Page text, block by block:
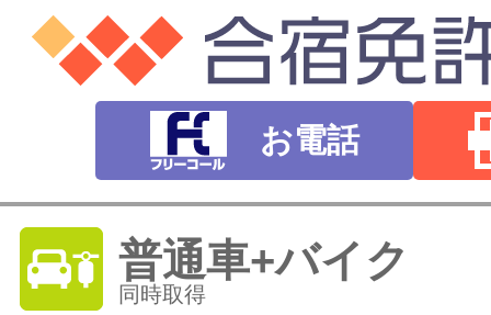
お電話
普通車+バイク
同時取得